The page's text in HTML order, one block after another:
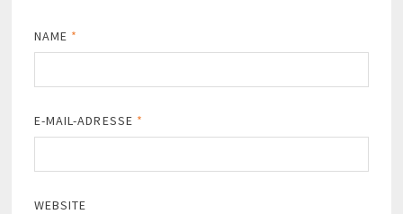
NAME *
E-MAIL-ADRESSE *
WEBSITE